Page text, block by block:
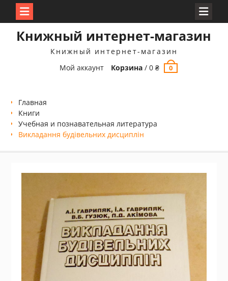
Книжный интернет-магазин
Книжный интернет-магазин
Мой аккаунт
Корзина /0₴ 0
Главная
Книги
Учебная и познавательная литература
Викладання будівельних дисциплін